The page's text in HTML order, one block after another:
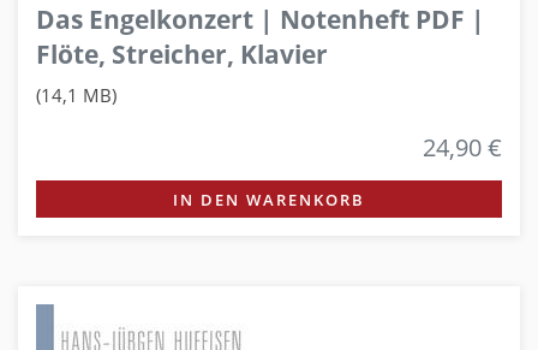
Das Engelkonzert | Notenheft PDF |
Flöte, Streicher, Klavier
(14,1 MB)
24,90 €
IN DEN WARENKORB